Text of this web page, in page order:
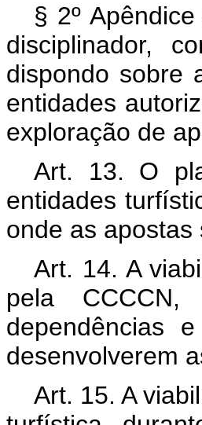
§ 2º
disciplinador,
dispondo sobre
entidades
exploração de
Art. 13. O
entidades
onde as
Art. 14. A
pela
dependências
desenvolverem
Art. 15. A